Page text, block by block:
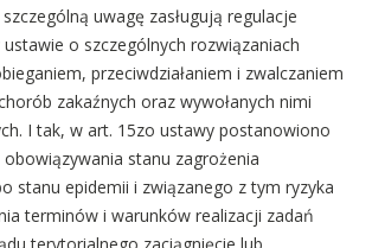
uwagę zasługują regulacje
o szczególnych rozwiązaniach
przeciwdziałaniem i zwalczaniem
zakaźnych oraz wywołanych nimi
I tak, w art. 15zo ustawy postanowiono
stanu zagrożenia
stanu epidemii i związanego z tym ryzyka
terminów i warunków realizacji zadań
terytorialnego zaciągnięcie lub